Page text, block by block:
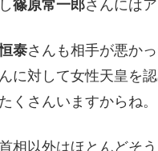
篠原常一郎さんには
泰さんも相手が悪か
に対して女性天皇を
くさんいますからね。
相以外はほとんどそ